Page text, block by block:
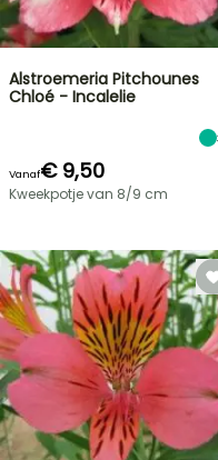
Alstroemeria Pitchounes
Chloé - Incalelie
Vanaf€ 9,50
Kweekpotje van 8/9 cm